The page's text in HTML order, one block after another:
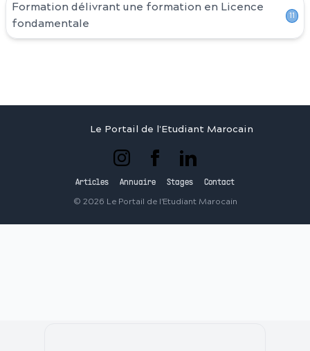
Formation délivrant une formation en Licence
fondamentale
11
Le Portail de l'Etudiant Marocain
Articles Annuaire Stages Contact
© 2026 Le Portail de l'Etudiant Marocain